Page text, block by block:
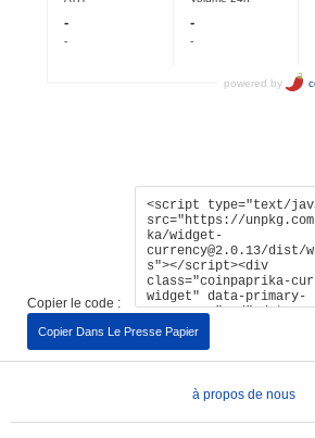
Copier le code :
Copier Dans Le Presse Papier
à propos de nous